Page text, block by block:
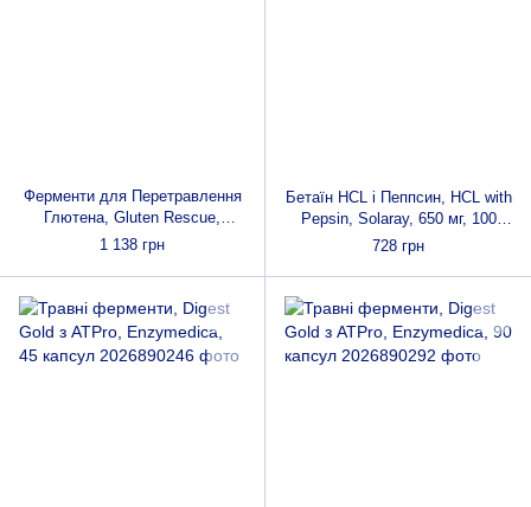
Ферменти для Перетравлення
Глютена, Gluten Rescue,
Doctor's s Best, 60 капсул
1 138 грн
Бетаїн HCL і Пеппсин, HCL with
Pepsin, Solaray, 650 мг, 100
капсул вегетаріанських
728 грн